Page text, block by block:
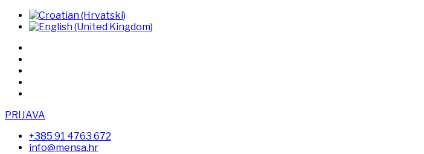
PRIJAVA
+385 91 4763 672
info@mensa.hr